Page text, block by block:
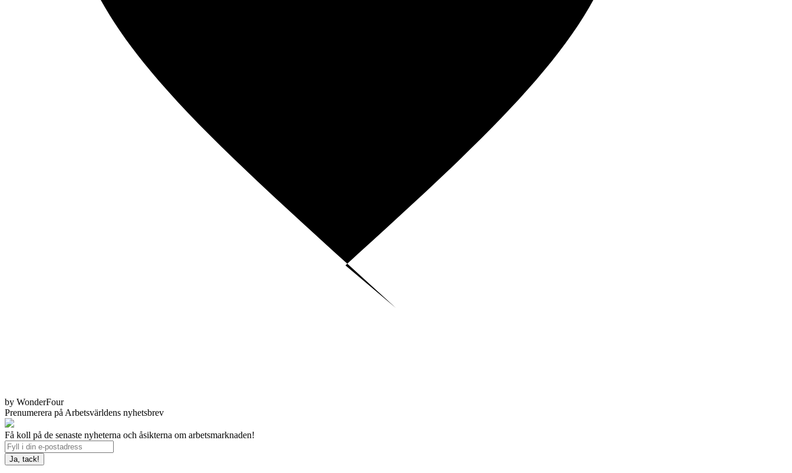
by WonderFour
Prenumerera på Arbetsvärldens nyhetsbrev
Få koll på de senaste nyheterna och åsikterna om arbetsmarknaden!